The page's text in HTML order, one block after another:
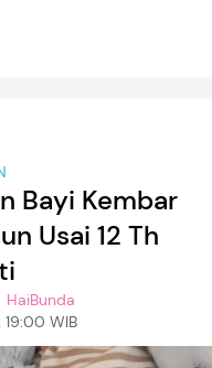
Bayi Kembar
Usai 12 Th
HaiBunda
WIB